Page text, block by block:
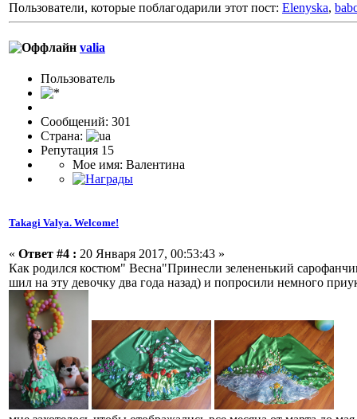
Пользователи, которые поблагодарили этот пост: Elenyska,
valia
Пользовaтeль
Сообщений: 301
Страна:
Репутация 15
Мое имя: Валентина
Takagi Valya. Welcome!
« Ответ #4 : 20 Января 2017, 00:53:43 »
Как родился костюм" Весна"Принесли зелененький
шил на эту девочку два года назад) и попросили немного